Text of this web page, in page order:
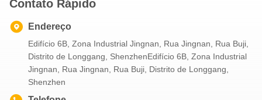
Contato Rápido
Endereço
Edifício 6B, Zona Industrial Jingnan, Rua Jingnan, Rua Buji,
Distrito de Longgang, ShenzhenEdifício 6B, Zona Industrial
Jingnan, Rua Jingnan, Rua Buji, Distrito de Longgang,
Shenzhen